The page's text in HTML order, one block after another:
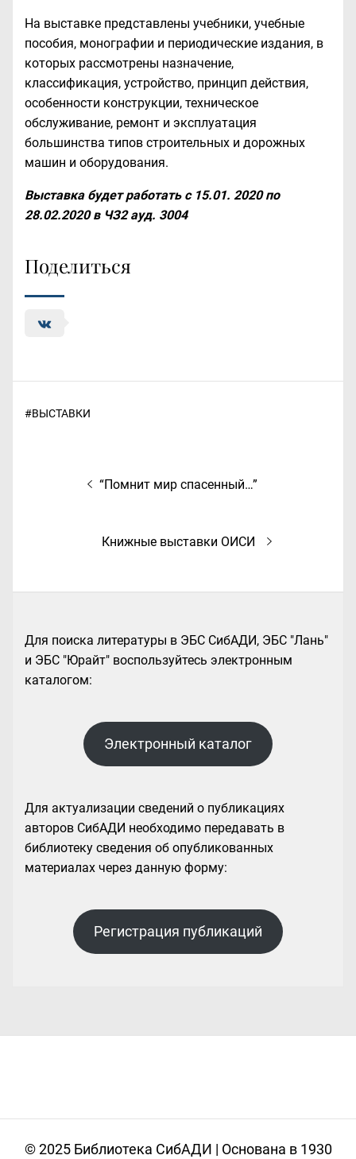
На выставке представлены учебники, учебные
пособия, монографии и периодические издания, в
которых рассмотрены назначение,
классификация, устройство, принцип действия,
особенности конструкции, техническое
обслуживание, ремонт и эксплуатация
большинства типов строительных и дорожных
машин и оборудования.
Выставка будет работать с 15.01. 2020 по
28.02.2020 в ЧЗ2 ауд. 3004
Поделиться
#ВЫСТАВКИ
НавигацияПредыдущая
“Помнит мир спасенный…”
Следующая
Книжные выставки ОИСИ
Для поиска литературы в ЭБС СибАДИ, ЭБС "Лань"
и ЭБС "Юрайт" воспользуйтесь электронным
каталогом:
Электронный каталог
Для актуализации сведений о публикациях
авторов СибАДИ необходимо передавать в
библиотеку сведения об опубликованных
материалах через данную форму:
Регистрация публикаций
© 2025 Библиотека СибАДИ | Основана в 1930